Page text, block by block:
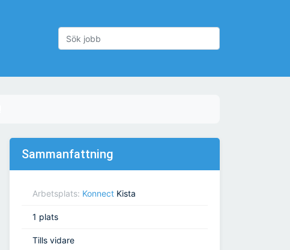
Sammanfattning
Arbetsplats: Konnect Kista
1 plats
Tills vidare